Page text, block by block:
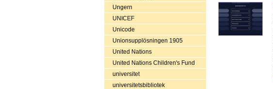
Ungern
UNICEF
Unicode
Unionsupplösningen 1905
United Nations
United Nations Children's Fund
universitet
universitetsbibliotek